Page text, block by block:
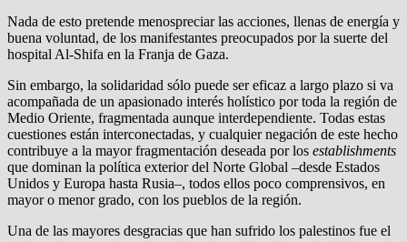
Nada de esto pretende menospreciar las acciones, llenas de energía y
buena voluntad, de los manifestantes preocupados por la suerte del
hospital Al-Shifa en la Franja de Gaza.
Sin embargo, la solidaridad sólo puede ser eficaz a largo plazo si va
acompañada de un apasionado interés holístico por toda la región de
Medio Oriente, fragmentada aunque interdependiente. Todas estas
cuestiones están interconectadas, y cualquier negación de este hecho
contribuye a la mayor fragmentación deseada por los establishments
que dominan la política exterior del Norte Global –desde Estados
Unidos y Europa hasta Rusia–, todos ellos poco comprensivos, en
mayor o menor grado, con los pueblos de la región.
Una de las mayores desgracias que han sufrido los palestinos fue el